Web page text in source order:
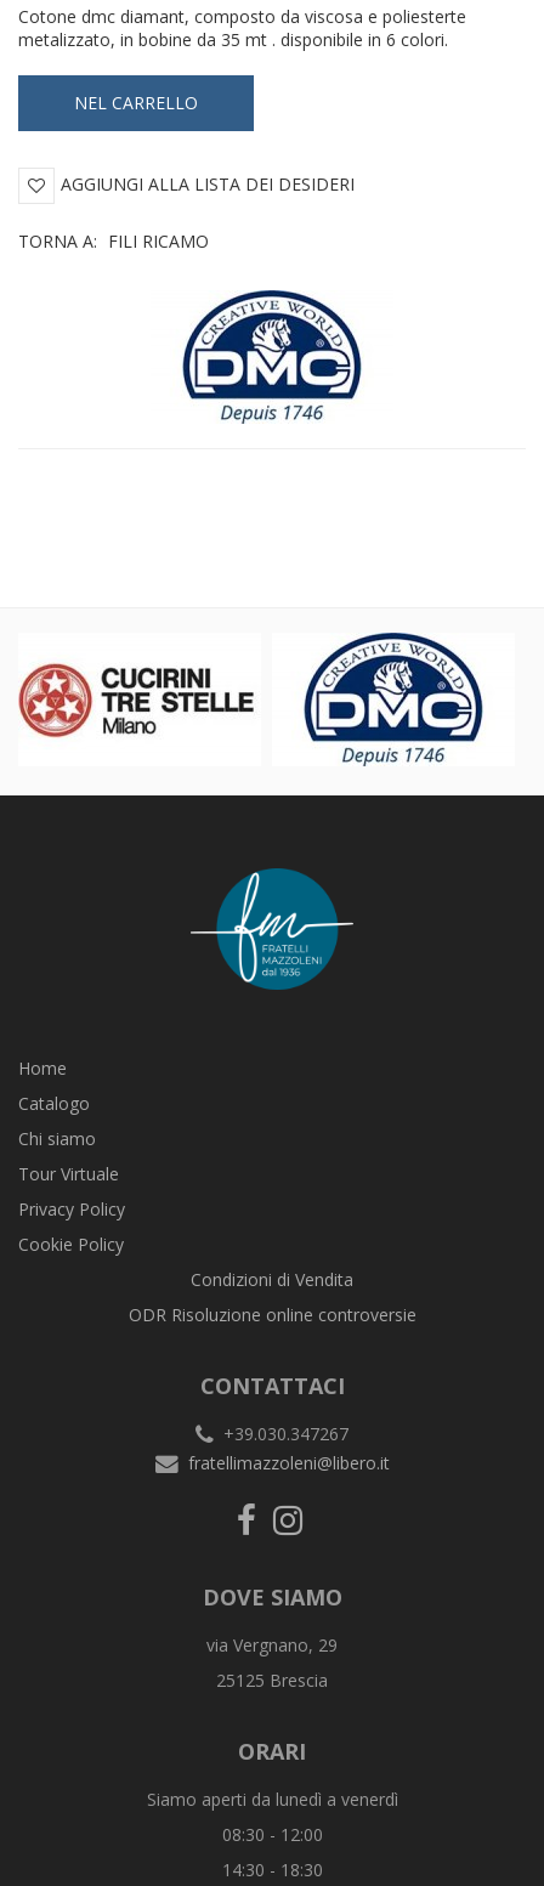
Cotone dmc diamant, composto da viscosa e poliesterte
metalizzato, in bobine da 35 mt . disponibile in 6 colori.
AGGIUNGI ALLA LISTA DEI DESIDERI
TORNA A: FILI RICAMO
Home
Catalogo
Chi siamo
Tour Virtuale
Privacy Policy
Cookie Policy
Condizioni di Vendita
ODR Risoluzione online controversie
CONTATTACI
+39.030.347267
fratellimazzoleni@libero.it
DOVE SIAMO
via Vergnano, 29
25125 Brescia
ORARI
Siamo aperti da lunedì a venerdì
08:30 - 12:00
14:30 - 18:30